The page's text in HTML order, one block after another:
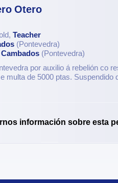
Otero
Teacher
(Pontevedra)
Cambados (Pontevedra)
por auxilio á rebelión co
multa de 5000 ptas. Suspendido
información sobre esta